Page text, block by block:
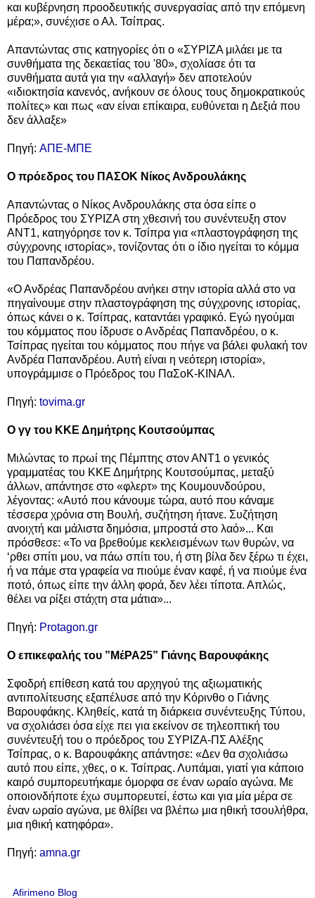
και κυβέρνηση προοδευτικής συνεργασίας από την επόμενη
μέρα;», συνέχισε ο Αλ. Τσίπρας.
Απαντώντας στις κατηγορίες ότι ο «ΣΥΡΙΖΑ μιλάει με τα
συνθήματα της δεκαετίας του '80», σχολίασε ότι τα
συνθήματα αυτά για την «αλλαγή» δεν αποτελούν
«ιδιοκτησία κανενός, ανήκουν σε όλους τους δημοκρατικούς
πολίτες» και πως «αν είναι επίκαιρα, ευθύνεται η Δεξιά που
δεν άλλαξε»
Πηγή: ΑΠΕ-ΜΠΕ
O πρόεδρος του ΠΑΣΟΚ Νίκος Ανδρουλάκης
Aπαντώντας o Νίκος Ανδρουλάκης στα όσα είπε ο
Πρόεδρος του ΣΥΡΙΖΑ στη χθεσινή του συνέντευξη στον
ΑΝΤ1, κατηγόρησε τον κ. Τσίπρα για «πλαστογράφηση της
σύγχρονης ιστορίας», τονίζοντας ότι ο ίδιο ηγείται το κόμμα
του Παπανδρέου.
«Ο Ανδρέας Παπανδρέου ανήκει στην ιστορία αλλά στο να
πηγαίνουμε στην πλαστογράφηση της σύγχρονης ιστορίας,
όπως κάνει ο κ. Τσίπρας, καταντάει γραφικό. Εγώ ηγούμαι
του κόμματος που ίδρυσε ο Ανδρέας Παπανδρέου, ο κ.
Τσίπρας ηγείται του κόμματος που πήγε να βάλει φυλακή τον
Ανδρέα Παπανδρέου. Αυτή είναι η νεότερη ιστορία»,
υπογράμμισε ο Πρόεδρος του ΠαΣοΚ-ΚΙΝΑΛ.
Πηγή: tovima.gr
Ο γγ του ΚΚΕ Δημήτρης Κουτσούμπας
Μιλώντας το πρωί της Πέμπτης στον ΑΝΤ1 ο γενικός
γραμματέας του ΚΚΕ Δημήτρης Κουτσούμπας, μεταξύ
άλλων, απάντησε στο «φλερτ» της Κουμουνδούρου,
λέγοντας: «Αυτό που κάνουμε τώρα, αυτό που κάναμε
τέσσερα χρόνια στη Βουλή, συζήτηση ήτανε. Συζήτηση
ανοιχτή και μάλιστα δημόσια, μπροστά στο λαό»... Και
πρόσθεσε: «Το να βρεθούμε κεκλεισμένων των θυρών, να
‘ρθει σπίτι μου, να πάω σπίτι του, ή στη βίλα δεν ξέρω τι έχει,
ή να πάμε στα γραφεία να πιούμε έναν καφέ, ή να πιούμε ένα
ποτό, όπως είπε την άλλη φορά, δεν λέει τίποτα. Απλώς,
θέλει να ρίξει στάχτη στα μάτια»...
Πηγή: Protagon.gr
Ο επικεφαλής του ”ΜέΡΑ25” Γιάνης Βαρουφάκης
Σφοδρή επίθεση κατά του αρχηγού της αξιωματικής
αντιπολίτευσης εξαπέλυσε από την Κόρινθο ο Γιάνης
Βαρουφάκης. Κληθείς, κατά τη διάρκεια συνέντευξης Τύπου,
να σχολιάσει όσα είχε πει για εκείνον σε τηλεοπτική του
συνέντευξή του ο πρόεδρος του ΣΥΡΙΖΑ-ΠΣ Αλέξης
Τσίπρας, ο κ. Βαρουφάκης απάντησε: «Δεν θα σχολιάσω
αυτό που είπε, χθες, ο κ. Τσίπρας. Λυπάμαι, γιατί για κάποιο
καιρό συμπορευτήκαμε όμορφα σε έναν ωραίο αγώνα. Με
οποιονδήποτε έχω συμπορευτεί, έστω και για μία μέρα σε
έναν ωραίο αγώνα, με θλίβει να βλέπω μια ηθική τσουλήθρα,
μια ηθική κατηφόρα».
Πηγή: amna.gr
Afirimeno Blog